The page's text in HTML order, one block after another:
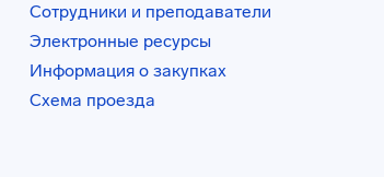
Сотрудники и преподаватели
Электронные ресурсы
Информация о закупках
Схема проезда